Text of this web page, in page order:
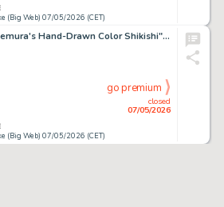
(Big Web) 07/05/2026 (CET)
Yuji Takemura's Hand-Drawn Color Shikishi"Gifu Dodo!!"
(Big Web) 07/05/2026 (CET)
closed
07/05/2026
go premium